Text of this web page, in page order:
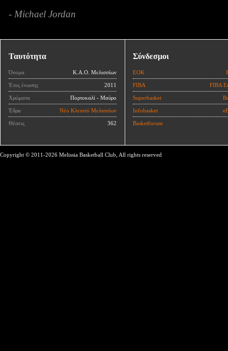
- Michael Jordan
Ταυτότητα
Όνομα Κ.Α.Ο. Μελισσίων
Έτος ένωσης 2011
Χρώματα Πορτοκαλί - Μαύρο
Έδρα Νέο Κλειστό Μελισσίων
Θέσεις 362
Σύνδεσμοι
ΕΟΚ
FIBA FIBA
Superbasket
Infobasket
Basketforum
Copyright © 2011-2026 Melissia Basketball Club, All rights reserved